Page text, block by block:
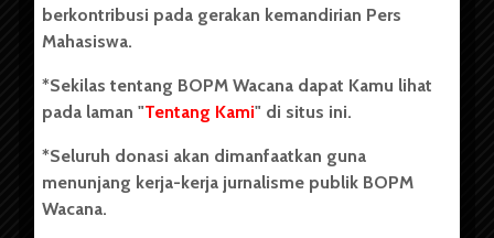
Kontribusi
Info Iklan
Pedoman Media Siber
berkontribusi pada gerakan kemandirian Pers
Mahasiswa.
*Sekilas tentang BOPM Wacana dapat Kamu lihat
pada laman "Tentang Kami" di situs ini.
*Seluruh donasi akan dimanfaatkan guna
menunjang kerja-kerja jurnalisme publik BOPM
Wacana.